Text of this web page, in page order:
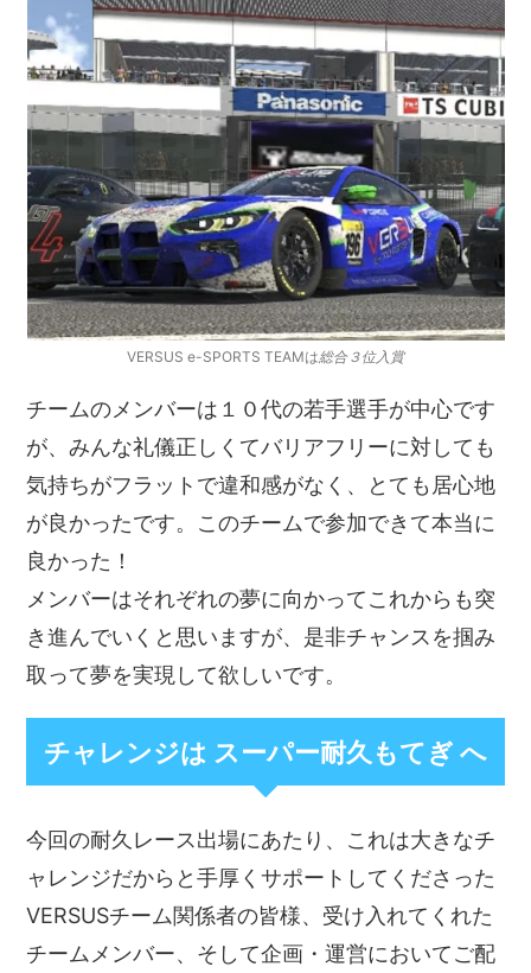
VERSUS e-SPORTS TEAMは総合３位入賞
チームのメンバーは１０代の若手選手が中心です
が、みんな礼儀正しくてバリアフリーに対しても
気持ちがフラットで違和感がなく、とても居心地
が良かったです。このチームで参加できて本当に
良かった！
メンバーはそれぞれの夢に向かってこれからも突
き進んでいくと思いますが、是非チャンスを掴み
取って夢を実現して欲しいです。
チャレンジは スーパー耐久もてぎ へ
今回の耐久レース出場にあたり、これは大きなチ
ャレンジだからと手厚くサポートしてくださった
VERSUSチーム関係者の皆様、受け入れてくれた
チームメンバー、そして企画・運営においてご配